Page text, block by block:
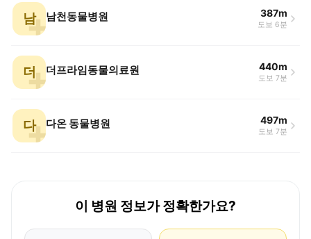
남 남천동물병원 387m
도보 6분
더 더프라임동물의료원 440m
도보 7분
다 다온 동물병원 497m
도보 7분
이 병원 정보가 정확한가요?